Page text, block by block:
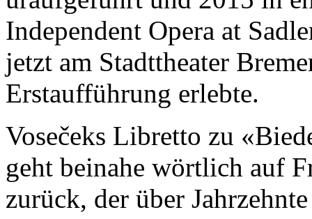
Independent Opera at
jetzt am Stadttheater
Erstaufführung erlebte.
Vosečeks Libretto zu
geht beinahe wörtlich auf
zurück, der über